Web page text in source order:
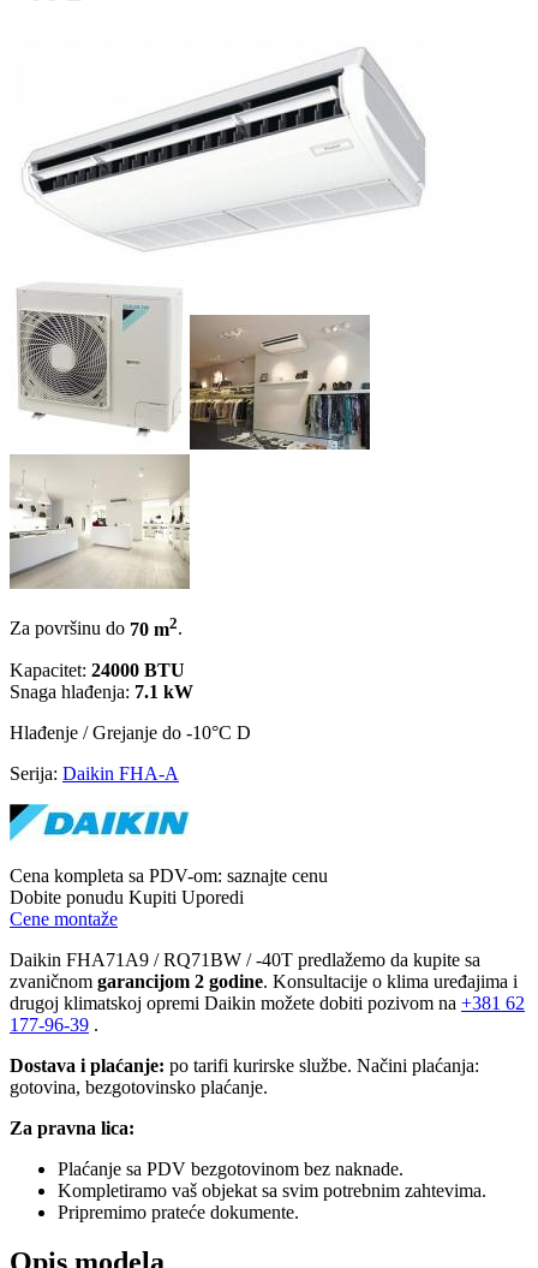
Za površinu do 70 m2.
Kapacitet: 24000 BTU
Snaga hlađenja: 7.1 kW
Hlađenje / Grejanje do -10°C D
Serija: Daikin FHA-A
Cena kompleta sa PDV-om: saznajte cenu
Dobite ponudu Kupiti Uporedi
Cene montaže
Daikin FHA71A9 / RQ71BW / -40T predlažemo da kupite sa
zvaničnom garancijom 2 godine. Konsultacije o klima uređajima i
drugoj klimatskoj opremi Daikin možete dobiti pozivom na +381 62
177-96-39 .
Dostava i plaćanje: po tarifi kurirske službe. Načini plaćanja:
gotovina, bezgotovinsko plaćanje.
Za pravna lica:
Plaćanje sa PDV bezgotovinom bez naknade.
Kompletiramo vaš objekat sa svim potrebnim zahtevima.
Pripremimo prateće dokumente.